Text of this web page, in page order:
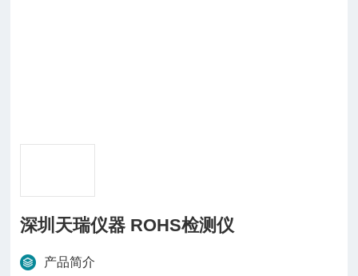
深圳天瑞仪器 ROHS检测仪
产品简介